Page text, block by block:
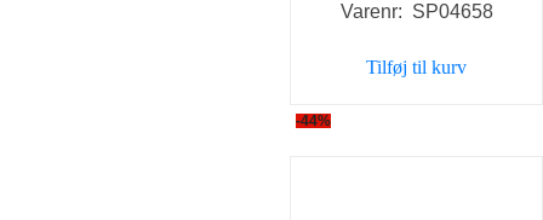
pris
9,00 kr..
pris
Varenr: SP04658
Tilføj til kurv
-44%